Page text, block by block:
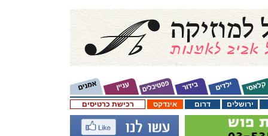
רכישת כרטיסים אינדקס דרום ירושלים